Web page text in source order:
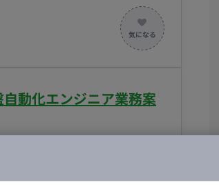
認アプリを Databricks 上に構
用テスト・チューニングまで
・インターンを手足に使い、
ントを実装する。生成結果に
ール・禁則・用語の定義を、
ルール追加で拡張できる形に保
Databricks Apps想定）を実
ータ基盤整備：Delta／Unity
動化エンジニア業務案
働日数：週3日